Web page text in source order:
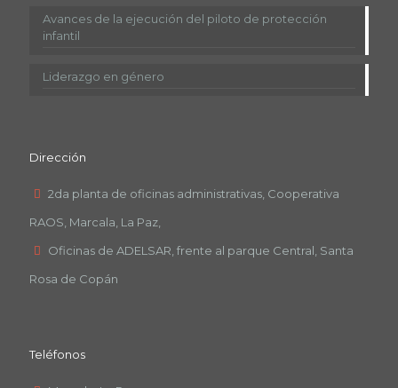
Avances de la ejecución del piloto de protección
infantil
Liderazgo en género
Dirección
2da planta de oficinas administrativas, Cooperativa
RAOS, Marcala, La Paz,
Oficinas de ADELSAR, frente al parque Central, Santa
Rosa de Copán
Teléfonos